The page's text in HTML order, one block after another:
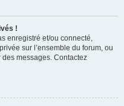
!
enregistré et/ou connecté,
sur l’ensemble du forum, ou
des messages. Contactez